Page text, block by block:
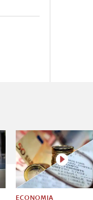
ECONOMIA